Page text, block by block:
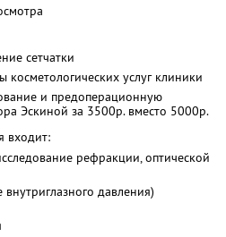
сетчатки
косметологических услуг клиники
и предоперационную
Эскиной за 3500р. вместо 5000р.
входит:
рефракции, оптической
давления)